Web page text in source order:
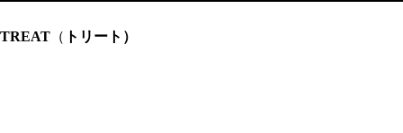
TREAT （ トリート）